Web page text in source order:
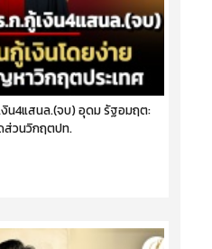
น4แสนล.(จบ) อุดม รัฐอมฤต:
ส่วนวิกฤตปท.